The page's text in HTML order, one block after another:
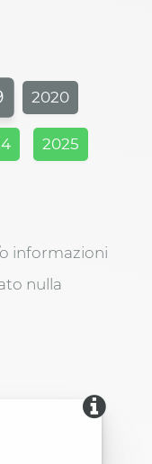
2020
2025
informazioni
nulla